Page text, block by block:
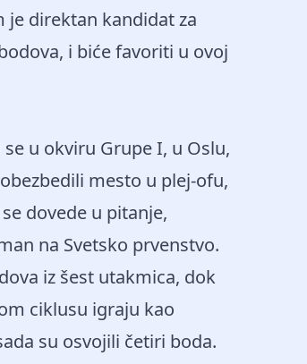
direktan kandidat za
i biće favoriti u ovoj
u okviru Grupe I, u Oslu,
mesto u plej-ofu,
dovede u pitanje,
na Svetsko prvenstvo.
iz šest utakmica, dok
ciklusu igraju kao
su osvojili četiri boda.